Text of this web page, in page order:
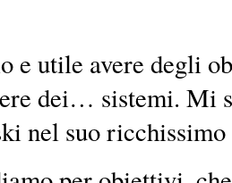
e utile avere degli
dei… sistemi. Mi
nel suo